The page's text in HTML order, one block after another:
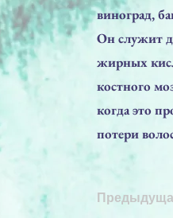
виноград,
Он служит
жирных
костного
когда это
потери